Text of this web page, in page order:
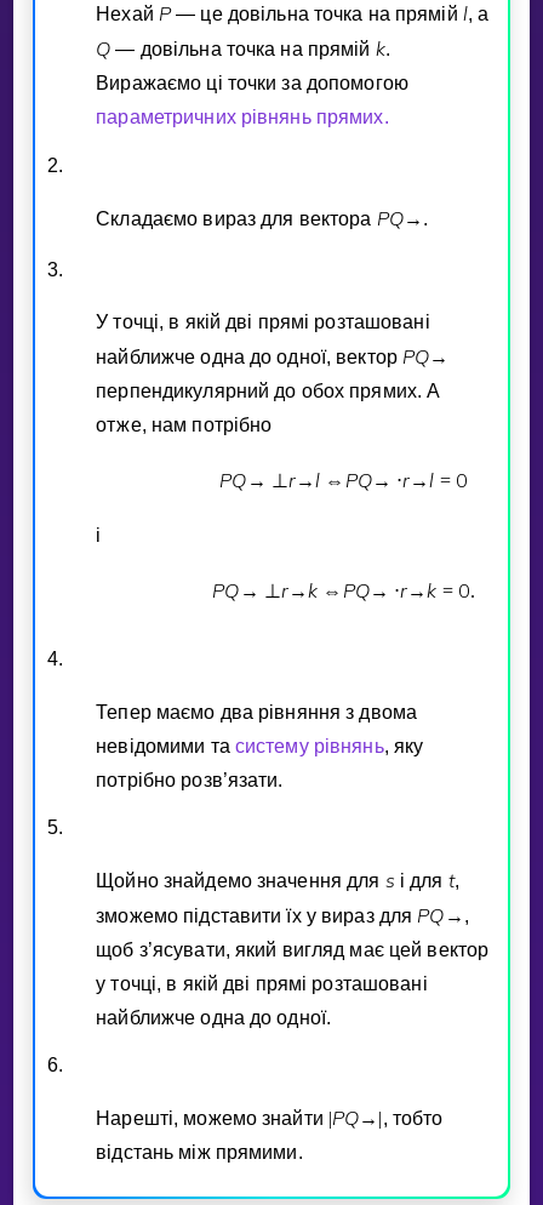
Нехай P— це довiльна точка на прямiй l, а
Q — довiльна точка на прямiй k.
Виражаємо цi точки за допомогою
параметричних рiвнянь прямих.
2.
Складаємо вираз для вектора PQ→ .
3.
У точцi, в якiй двi прямi розташованi
найближче одна до одної, вектор PQ→
перпендикулярний до обох прямих. А
отже, нам потрiбно
PQ → ⊥ r→l ⇔ PQ→ ⋅r→ l = 0
i
PQ → ⊥ r→k ⇔ PQ→ ⋅r→k = 0.
4.
Тепер маємо два рiвняння з двома
невiдомими та систему рiвнянь, яку
потрiбно розв’язати.
5.
Щойно знайдемо значення для s i для t,
зможемо пiдставити їх у вираз для PQ → ,
щоб з’ясувати, який вигляд має цей вектор
у точцi, в якiй двi прямi розташованi
найближче одна до одної.
6.
Нарештi, можемо знайти |PQ→ |, тобто
вiдстань мiж прямими.